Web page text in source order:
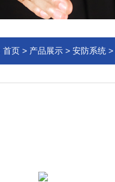
首页 > 产品展示 > 安防系统 >